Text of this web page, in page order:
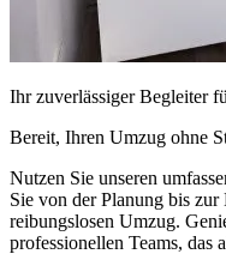
Ihr zuverlässiger Begleiter
Bereit, Ihren Umzug ohne
Nutzen Sie unseren
Sie von der Planung bis
reibungslosen Umzug.
professionellen Teams, das